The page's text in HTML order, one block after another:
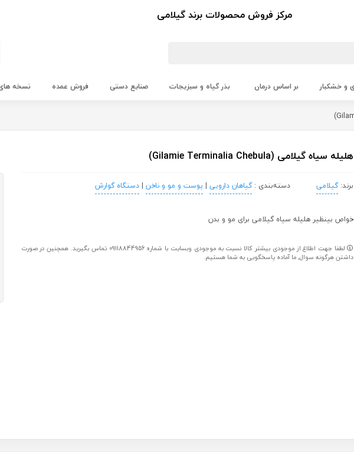
مرکز فروش محصولات برند گیلامی
و خشکبار بر اساس درمان بذر گیاه و سبزیجات صنایع دستی فروش عمده نسخه
هلیله سیاه گیلامی (Gilamie Terminalia Chebula)
برند:گیلامی دسته‌بندی :گیاهان دارویی | پوست و مو و ناخن |دستگاه گوارش
خواص بینظیر هلیله سیاه گیلامی برای مو و بدن
لطفا جهت اطلاع از موجودی بیشتر کالا نسبت به موجودی وبسایت با شماره 09118844956 تماس بگیرید. همچنین در صورت
داشتن هرگونه سوال, ما آماده پاسخگویی به شما هستیم.